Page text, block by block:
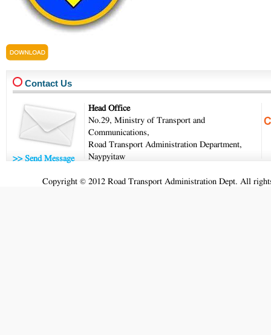
classic_vehicle.pdf
Contact Us
>> Send Message
Head Office
No.29, Ministry of Transport and
Communications,
Road Transport Administration Department,
Naypyitaw
Copyright © 2012 Road Transport Administration Dept. All